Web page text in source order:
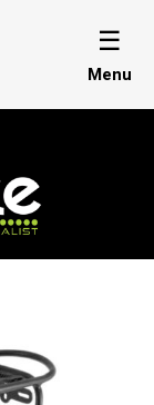
☰
Menu